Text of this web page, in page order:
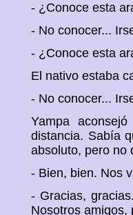
- ¿Conoce esta
- No conocer...
- ¿Conoce esta
El nativo estaba
- No conocer...
Yampa
distancia. Sabía
absoluto, pero no
- Bien, bien. Nos
- Gracias,
Nosotros amigos,